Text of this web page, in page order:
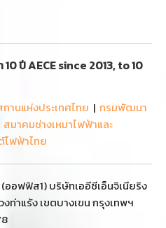
ปี AECE since 2013, to 10
านแห่งประเทศไทย | กรมพัฒนา
สมาคมช่างเหมาไฟฟ้าและ
ฟฟ้าไทย
อฟฟิส1) บริษัทเออีซีเอ็นจิเนียริง
าแร้ง เขตบางเขน กรุงเทพฯ